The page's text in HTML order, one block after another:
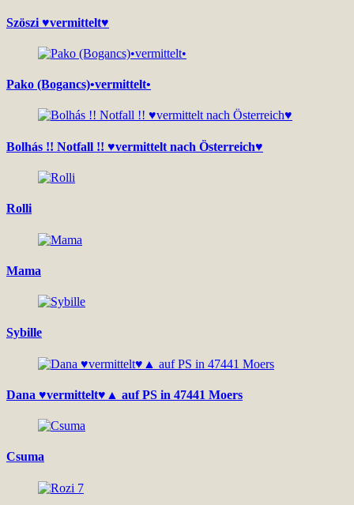
Szöszi ♥vermittelt♥
Pako (Bogancs)•vermittelt•
Bolhás !! Notfall !! ♥vermittelt nach Österreich♥
Rolli
Mama
Sybille
Dana ♥vermittelt♥▲ auf PS in 47441 Moers
Csuma